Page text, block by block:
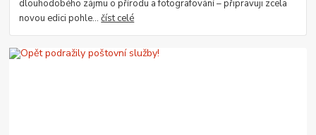
dlouhodobého zájmu o přírodu a fotografování – připravuji zcela
novou edici pohle...číst celé